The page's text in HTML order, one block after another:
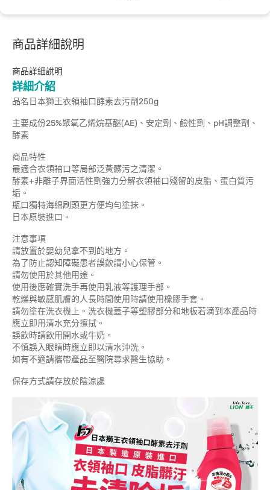
商品詳細說明
商品詳細說明
詳細介紹
品名日本獅王衣領袖口酵素去污劑250g
主要成份25%聚氧乙烯烷基醚(AE)、安定劑、鹼性劑、pH調整劑、
酵素
商品特性
最適合衣領袖口等局部泛黃髒污之清潔。
酵素+非離子界面活性劑強力分解衣領袖口殘留的皮脂、蛋白質污
垢。
瓶口獨特海綿刷頭更方便均勻塗抹。
日本原裝進口。
注意事項
請放置於嬰幼兒拿不到的地方。
為了防止認知障礙患者誤飲請小心保管。
請勿使用於其他用途。
使用後應確實洗手再使用乳液等護理手部。
乾燥與敏感肌膚的人長時間使用時請使用橡膠手套。
請勿塗在洗衣機上。洗衣機蓋子等塑膠部分和地板若滴到本產品時
應立即用清水充分擦拭。
誤飲時請飲用開水或牛奶。
不慎誤入眼睛時應立即以清水沖洗。
如有不適請攜帶產品至醫院尋求醫生協助。
保存方式請存放於陰涼處